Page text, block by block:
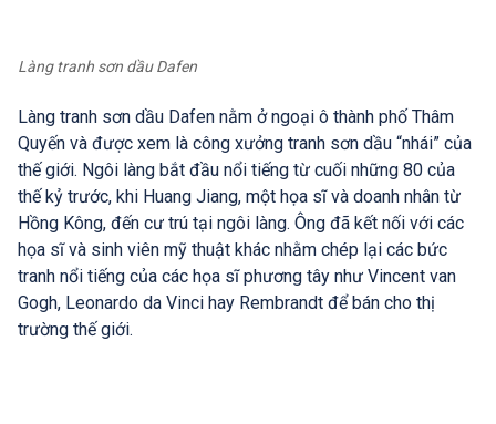
Làng tranh sơn dầu Dafen
Làng tranh sơn dầu Dafen nằm ở ngoại ô thành phố Thâm
Quyến và được xem là công xưởng tranh sơn dầu “nhái” của
thế giới. Ngôi làng bắt đầu nổi tiếng từ cuối những 80 của
thế kỷ trước, khi Huang Jiang, một họa sĩ và doanh nhân từ
Hồng Kông, đến cư trú tại ngôi làng. Ông đã kết nối với các
họa sĩ và sinh viên mỹ thuật khác nhằm chép lại các bức
tranh nổi tiếng của các họa sĩ phương tây như Vincent van
Gogh, Leonardo da Vinci hay Rembrandt để bán cho thị
trường thế giới.